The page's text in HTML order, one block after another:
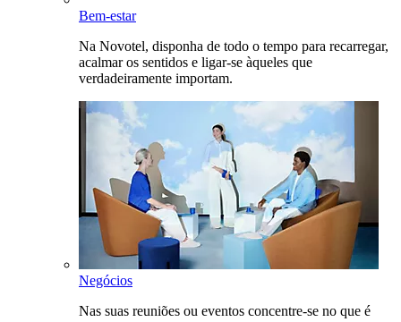
Bem-estar
Na Novotel, disponha de todo o tempo para recarregar,
acalmar os sentidos e ligar-se àqueles que
verdadeiramente importam.
Negócios
Nas suas reuniões ou eventos concentre-se no que é